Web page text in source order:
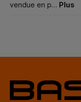
vendue en p… Plus